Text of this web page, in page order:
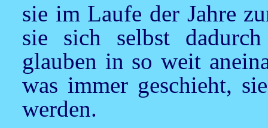
sie im Laufe der Jahre
sie sich selbst
glauben in so weit
was immer geschieht,
werden.